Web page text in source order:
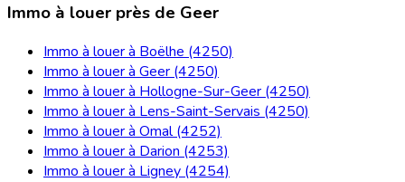
Immo à louer près de Geer
Immo à louer à Boëlhe (4250)
Immo à louer à Geer (4250)
Immo à louer à Hollogne-Sur-Geer (4250)
Immo à louer à Lens-Saint-Servais (4250)
Immo à louer à Omal (4252)
Immo à louer à Darion (4253)
Immo à louer à Ligney (4254)